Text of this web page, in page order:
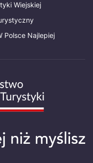
Wiejskiej
Polsce Najlepiej